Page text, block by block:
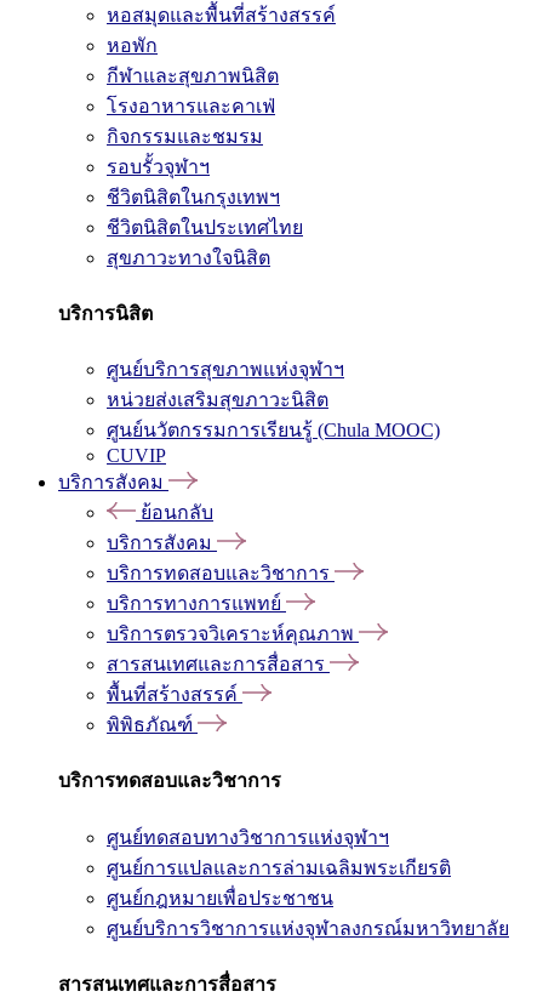
หอสมุดและพื้นที่สร้างสรรค์
หอพัก
กีฬาและสุขภาพนิสิต
โรงอาหารและคาเฟ่
กิจกรรมและชมรม
รอบรั้วจุฬาฯ
ชีวิตนิสิตในกรุงเทพฯ
ชีวิตนิสิตในประเทศไทย
สุขภาวะทางใจนิสิต
บริการนิสิต
ศูนย์บริการสุขภาพแห่งจุฬาฯ
หน่วยส่งเสริมสุขภาวะนิสิต
ศูนย์นวัตกรรมการเรียนรู้ (Chula MOOC)
CUVIP
บริการสังคม
ย้อนกลับ
บริการสังคม
บริการทดสอบและวิชาการ
บริการทางการแพทย์
บริการตรวจวิเคราะห์คุณภาพ
สารสนเทศและการสื่อสาร
พื้นที่สร้างสรรค์
พิพิธภัณฑ์
บริการทดสอบและวิชาการ
ศูนย์ทดสอบทางวิชาการแห่งจุฬาฯ
ศูนย์การแปลและการล่ามเฉลิมพระเกียรติ
ศูนย์กฎหมายเพื่อประชาชน
ศูนย์บริการวิชาการแห่งจุฬาลงกรณ์มหาวิทยาลัย
สารสนเทศและการสื่อสาร